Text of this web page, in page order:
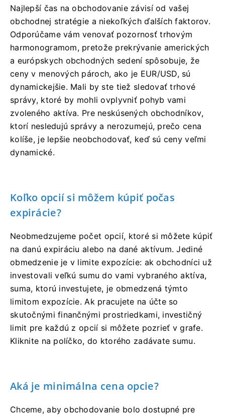
Najlepší čas na obchodovanie závisí od vašej
obchodnej stratégie a niekoľkých ďalších faktorov.
Odporúčame vám venovať pozornosť trhovým
harmonogramom, pretože prekrývanie amerických
a európskych obchodných sedení spôsobuje, že
ceny v menových pároch, ako je EUR/USD, sú
dynamickejšie. Mali by ste tiež sledovať trhové
správy, ktoré by mohli ovplyvniť pohyb vami
zvoleného aktíva. Pre neskúsených obchodníkov,
ktorí nesledujú správy a nerozumejú, prečo cena
kolíše, je lepšie neobchodovať, keď sú ceny veľmi
dynamické.
Koľko opcií si môžem kúpiť počas
expirácie?
Neobmedzujeme počet opcií, ktoré si môžete kúpiť
na danú expiráciu alebo na dané aktívum. Jediné
obmedzenie je v limite expozície: ak obchodníci už
investovali veľkú sumu do vami vybraného aktíva,
suma, ktorú investujete, je obmedzená týmto
limitom expozície. Ak pracujete na účte so
skutočnými finančnými prostriedkami, investičný
limit pre každú z opcií si môžete pozrieť v grafe.
Kliknite na políčko, do ktorého zadávate sumu.
Aká je minimálna cena opcie?
Chceme, aby obchodovanie bolo dostupné pre